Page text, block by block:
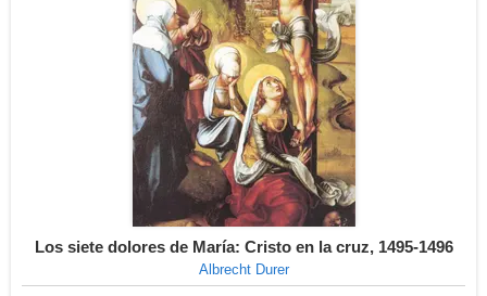
Los siete dolores de María: Cristo en la cruz, 1495-1496
Albrecht Durer